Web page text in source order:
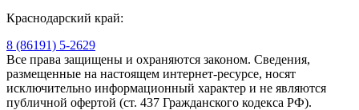
Краснодарский край:
8 (86191) 5-2629
Все права защищены и охраняются законом. Сведения,
размещенные на настоящем интернет-ресурсе, носят
исключительно информационный характер и не являются
публичной офертой (ст. 437 Гражданского кодекса РФ).